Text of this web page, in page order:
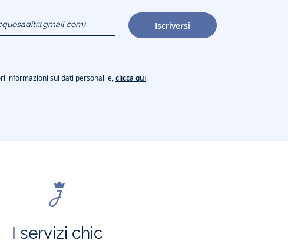
Iscriversi
informazioni sui dati personali e,clicca qui.
I servizi chic